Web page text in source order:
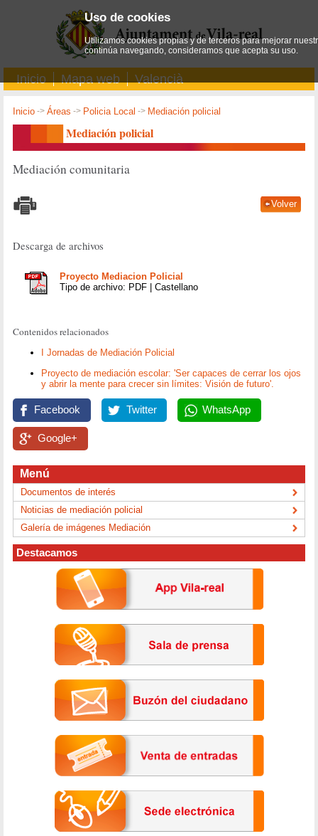
Inicio Mapa web Valencià
Inicio ->Áreas -> Policia Local -> Mediación policial
Mediación policial
Mediación comunitaria
Volver
Descarga de archivos
Proyecto Mediacion Policial
Tipo de archivo: PDF | Castellano
Contenidos relacionados
I Jornadas de Mediación Policial
Proyecto de mediación escolar: 'Ser capaces de cerrar los ojos
y abrir la mente para crecer sin límites: Visión de futuro'.
Facebook Twitter WhatsApp
Google+
Menú
Documentos de interés
Noticias de mediación policial
Galería de imágenes Mediación
Destacamos
Uso de cookies
Utilizamos cookies propias y de terceros para mejorar
continúa navegando, consideramos que acepta su uso.